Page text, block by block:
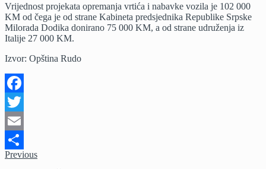
Centra
za
dnevno
zbrinjavanje
i
Vrijednost projekata opremanja vrtića i nabavke vozila je 102 000
KM od čega je od strane Kabineta predsjednika Republike Srpske
Milorada Dodika donirano 75 000 KM, a od strane udruženja iz
Italije 27 000 KM.
Izvor: Opština Rudo
Facebook
Twitter
Email
Share
Previous